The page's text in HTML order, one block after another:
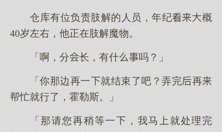
仓库有位负责肢解的人员，年纪概
40岁左右，他正在肢解魔物。
「啊，分长，有什吗？」
「你那边再一就结束了吧？弄完再
帮忙就行了，霍勒斯。」
「那请您再稍等一，我马就处理完